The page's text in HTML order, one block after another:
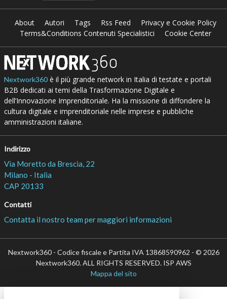
About Autori Tags Rss Feed
Privacy e Cookie Policy
Terms&Conditions Contenuti Specialistici
Cookie Center
Nextwork360è il più grande network in Italia di testate e portali
B2B dedicati ai temi della Trasformazione Digitale e
dell’Innovazione Imprenditoriale. Ha la missione di diffondere la
cultura digitale e imprenditoriale nelle imprese e pubbliche
amministrazioni italiane.
Indirizzo
Via Moretto da Brescia, 22
Milano - Italia
CAP 20133
Contatti
Contatta il nostro team per maggiori informazioni
Nextwork360 - Codice fiscale e Partita IVA 13868590962 - © 2026
Nextwork360. ALL RIGHTS RESERVED. ISP AWS
Mappa del sito